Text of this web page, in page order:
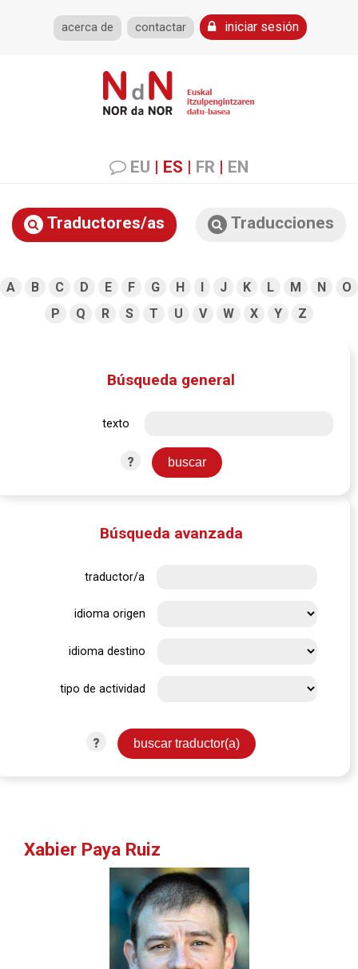
acerca de contactar iniciar sesión
EU | ES | FR | EN
Traductores/as Traducciones
A B C D E F G H I J K L M N
O
P
Q R S T U V W X Y Z
Búsqueda general
texto
?
Búsqueda avanzada
traductor/a
idioma origen
idioma destino
tipo de actividad
?
Xabier Paya Ruiz